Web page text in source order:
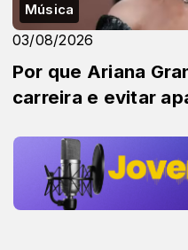
Música
03/08/2026
Por que Ariana
carreira e evitar